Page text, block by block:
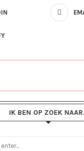
IK BEN OP ZOEK